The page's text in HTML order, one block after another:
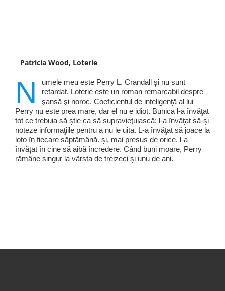
Patricia Wood, Loterie
N
umele meu este Perry L. Crandall şi nu sunt
retardat. Loterie este un roman remarcabil despre
şansă şi noroc. Coeficientul de inteligenţă al lui
Perry nu este prea mare, dar el nu e idiot. Bunica l-a învăţat
tot ce trebuia să ştie ca să supravieţuiască: l-a învăţat să-şi
noteze informaţiile pentru a nu le uita. L-a învăţat să joace la
loto în fiecare săptămână. şi, mai presus de orice, l-a
învăţat în cine să aibă încredere. Când buni moare, Perry
rămâne singur la vârsta de treizeci şi unu de ani.